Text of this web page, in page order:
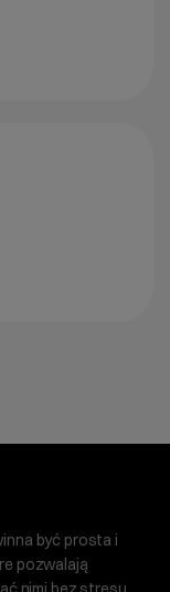
być prosta i
pozwalają